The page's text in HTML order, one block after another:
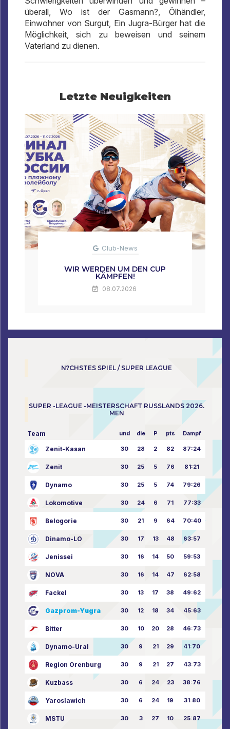
überall, Wo ist der Gasmann?, Ölhändler,
Einwohner von Surgut, Ein Jugra-Bürger hat die
Möglichkeit, sich zu beweisen und seinem
Vaterland zu dienen.
Letzte Neuigkeiten
Club-News
WIR WERDEN UM DEN CUP
KÄMPFEN!
08.07.2026
N?CHSTES SPIEL / SUPER LEAGUE
SUPER -LEAGUE -MEISTERSCHAFT RUSSLANDS 2026.
MEN
Team und die P pts Dampf
Zenit-Kasan 30 28 2 82 87:24
Zenit 30 25 5 76 81:21
Dynamo 30 25 5 74 79:26
Lokomotive 30 24 6 71 77:33
Belogorie 30 21 9 64 70:40
Dinamo-LO 30 17 13 48 63:57
Jenissei 30 16 14 50 59:53
NOVA 30 16 14 47 62:58
Fackel 30 13 17 38 49:62
Gazprom-Yugra 30 12 18 34 45:63
Bitter 30 10 20 28 46:73
Dynamo-Ural 30 9 21 29 41:70
Region Orenburg 30 9 21 27 43:73
Kuzbass 30 6 24 23 38:76
Yaroslawich 30 6 24 19 31:80
MSTU 30 3 27 10 25:87